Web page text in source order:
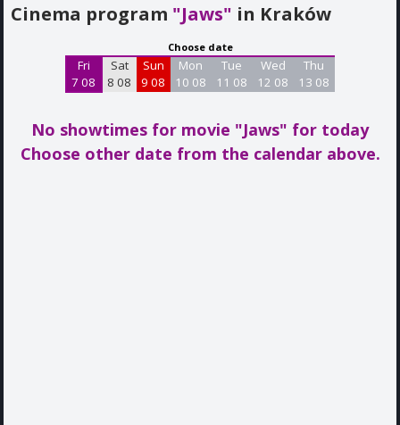
Cinema program "Jaws" in Kraków
Choose date
Fri
7 08
Sat
8 08
Sun
9 08
Mon
10 08
Tue
11 08
Wed
12 08
Thu
13 08
No showtimes for movie "Jaws" for today
Choose other date from the calendar above.